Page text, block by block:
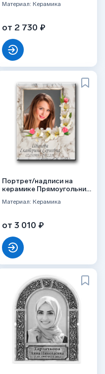
Материал: Керамика
от 2 730 ₽
Портрет/надписи на
керамике Прямоугольник
Материал: Керамика
от 3 010 ₽